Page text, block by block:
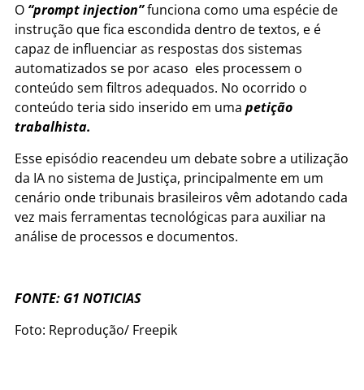
O “prompt injection”funciona como uma espécie de
instrução que fica escondida dentro de textos, e é
capaz de influenciar as respostas dos sistemas
automatizados se por acaso eles processem o
conteúdo sem filtros adequados. No ocorrido o
conteúdo teria sido inserido em uma petição
trabalhista.
Esse episódio reacendeu um debate sobre a utilização
da IA no sistema de Justiça, principalmente em um
cenário onde tribunais brasileiros vêm adotando cada
vez mais ferramentas tecnológicas para auxiliar na
análise de processos e documentos.
FONTE: G1 NOTICIAS
Foto: Reprodução/ Freepik